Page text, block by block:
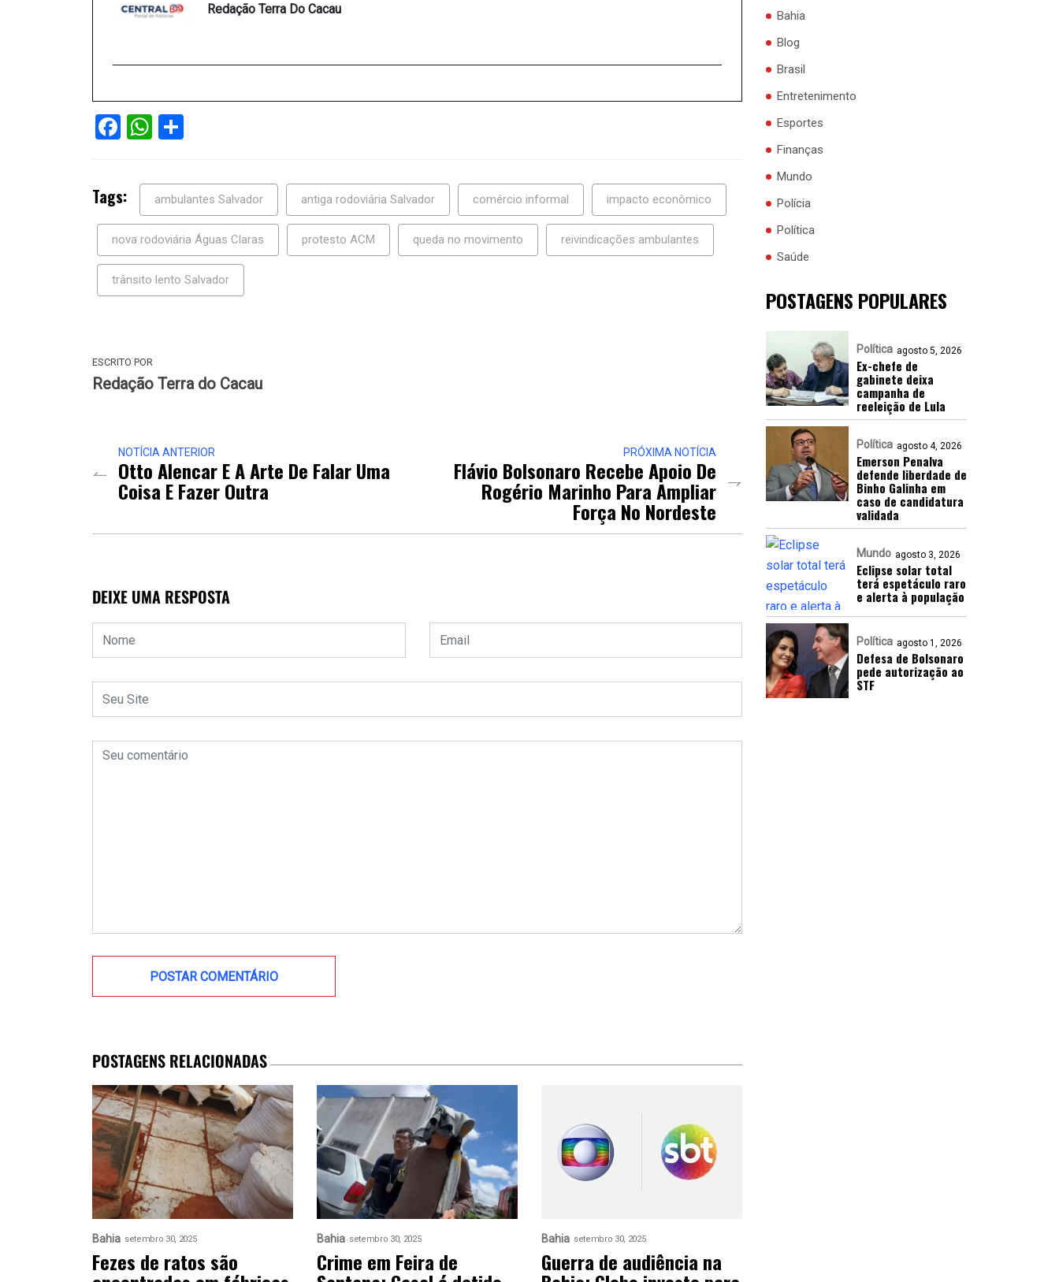
Redação Terra Do Cacau
Facebook
WhatsApp
Tags: ambulantes Salvador antiga rodoviária Salvador comércio informal impacto econômico
nova rodoviária Águas Claras protesto ACM queda no movimento reivindicações ambulantes
trânsito lento Salvador
ESCRITO POR
Redação Terra do Cacau
NOTÍCIA ANTERIOR
Otto Alencar E A Arte De Falar Uma
Coisa E Fazer Outra
PRÓXIMA NOTÍCIA
Flávio Bolsonaro Recebe Apoio De
Rogério Marinho Para Ampliar
Força No Nordeste
DEIXE UMA RESPOSTA
Bahia
Blog
Brasil
Entretenimento
Esportes
Finanças
Mundo
Polícia
Política
Saúde
POSTAGENS POPULARES
Política agosto 5, 2026
Ex-chefe de
gabinete deixa
campanha de
reeleição de Lula
Política agosto 4, 2026
Emerson Penalva
defende liberdade de
Binho Galinha em
caso de candidatura
validada
Mundo agosto 3, 2026
Eclipse solar total
terá espetáculo raro
e alerta à população
Política agosto 1, 2026
Defesa de Bolsonaro
pede autorização ao
STF
POSTAGENS RELACIONADAS
Bahia setembro 30, 2025
Fezes de ratos são
Bahia setembro 30, 2025
Crime em Feira de
Bahia setembro 30, 2025
Guerra de audiência na